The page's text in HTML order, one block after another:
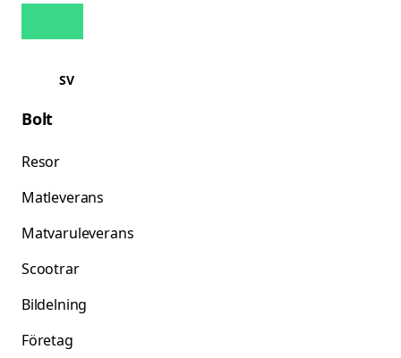
SV
Bolt
Resor
Matleverans
Matvaruleverans
Scootrar
Bildelning
Företag